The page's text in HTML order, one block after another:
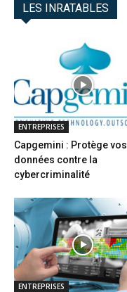
LES INRATABLES
ENTREPRISES
Capgemini : Protège vos
données contre la
cybercriminalité
ENTREPRISES